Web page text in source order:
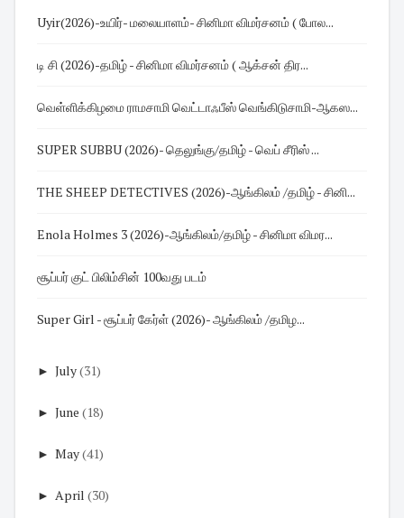
Uyir(2026)-உயிர்- மலையாளம்- சினிமா விமர்சனம் ( போல...
டி சி (2026)-தமிழ் - சினிமா விமர்சனம் ( ஆக்சன் திர...
வெள்ளிக்கிழமை ராமசாமி வெட்டாஃபீஸ் வெங்கிடுசாமி-ஆகஸ...
SUPER SUBBU (2026)- தெலுங்கு/தமிழ் - வெப் சீரிஸ் ...
THE SHEEP DETECTIVES (2026)-ஆங்கிலம் /தமிழ் - சினி...
Enola Holmes 3 (2026)-ஆங்கிலம்/தமிழ் - சினிமா விமர...
சூப்பர் குட் பிலிம்சின் 100வது படம்
Super Girl - சூப்பர் கேர்ள் (2026)- ஆங்கிலம் /தமிழ...
► July(31)
► June (18)
► May(41)
► April (30)